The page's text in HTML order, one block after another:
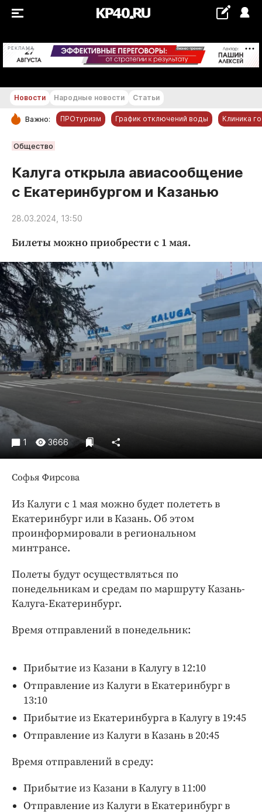
РЕКЛАМА +19...+20 °С
РУБРИКИ
Новости компаний
Статьи
Народные новости
Авто и транспорт
Благоустройство
Криминал
Культура
Недвижимость и ЖКХ
Образование
Общество
Погода
Праздники
Происшествия
Экономика и бизнес
ПРОЕКТЫ
Блоги
Медиаперсона
Интересное чтиво
Клиника года
Работодатель года
Новости Народные новости Статьи
Важно: ПРОтуризм График отключений воды Клиника
Общество
Калуга открыла авиасообщение
с Екатеринбургом и Казанью
28.03.2024, 13:50
Билеты можно приобрести с 1 мая.
1 3666
Софья Фирсова
Из Калуги с 1 мая можно будет полететь в
Екатеринбург или в Казань. Об этом
проинформировали в региональном
минтрансе.
Полеты будут осуществляться по
понедельникам и средам по маршруту Казань-
Калуга-Екатеринбург.
Время отправлений в понедельник:
Прибытие из Казани в Калугу в 12:10
Отправление из Калуги в Екатеринбург в
13:10
Прибытие из Екатеринбурга в Калугу в 19:45
Отправление из Калуги в Казань в 20:45
Время отправлений в среду:
Прибытие из Казани в Калугу в 11:00
Отправление из Калуги в Екатеринбург в